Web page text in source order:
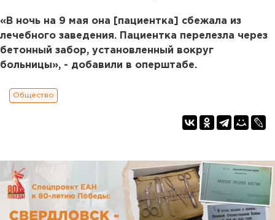
«В ночь на 9 мая она [пациентка] сбежала из
лечебного заведения. Пациентка перелезла через
бетонный забор, установленный вокруг
больницы», - добавили в оперштабе.
Общество